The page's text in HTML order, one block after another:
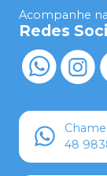
Acompanhe
Redes
48